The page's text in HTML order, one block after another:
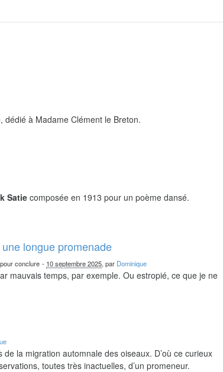
dédié à Madame Clément le Breton.
Satie composée en 1913 pour un poème dansé.
longue promenade
conclure - 10 septembre 2025, par Dominique
mauvais temps, par exemple. Ou estropié, ce que je ne
la migration automnale des oiseaux. D’où ce curieux
toutes très inactuelles, d’un promeneur.